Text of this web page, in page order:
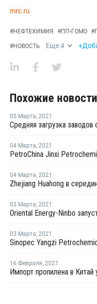
mrc.ru
#НЕФТЕХИМИЯ #ПП-ГОМО #
#НОВОСТЬ Еще4
Похожие новости
05 Марта, 2021
04 Марта, 2021
04 Марта, 2021
03 Марта, 2021
03 Марта, 2021
16 Февраля, 2021
Импорт пропилена в